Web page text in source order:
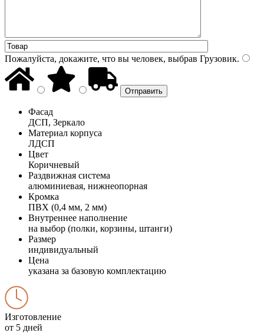
Пожалуйста, докажите, что вы человек, выбрав Грузовик.
Фасад
ДСП, Зеркало
Материал корпуса
ЛДСП
Цвет
Коричневый
Раздвижная система
алюминиевая, нижнеопорная
Кромка
ПВХ (0,4 мм, 2 мм)
Внутреннее наполнение
на выбор (полки, корзины, штанги)
Размер
индивидуальный
Цена
указана за базовую комплектацию
Изготовление
от 5 дней